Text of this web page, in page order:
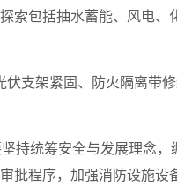
索包括抽水蓄能、风电、
支架紧固、防火隔离带修
持统筹安全与发展理念，
批程序，加强消防设施设